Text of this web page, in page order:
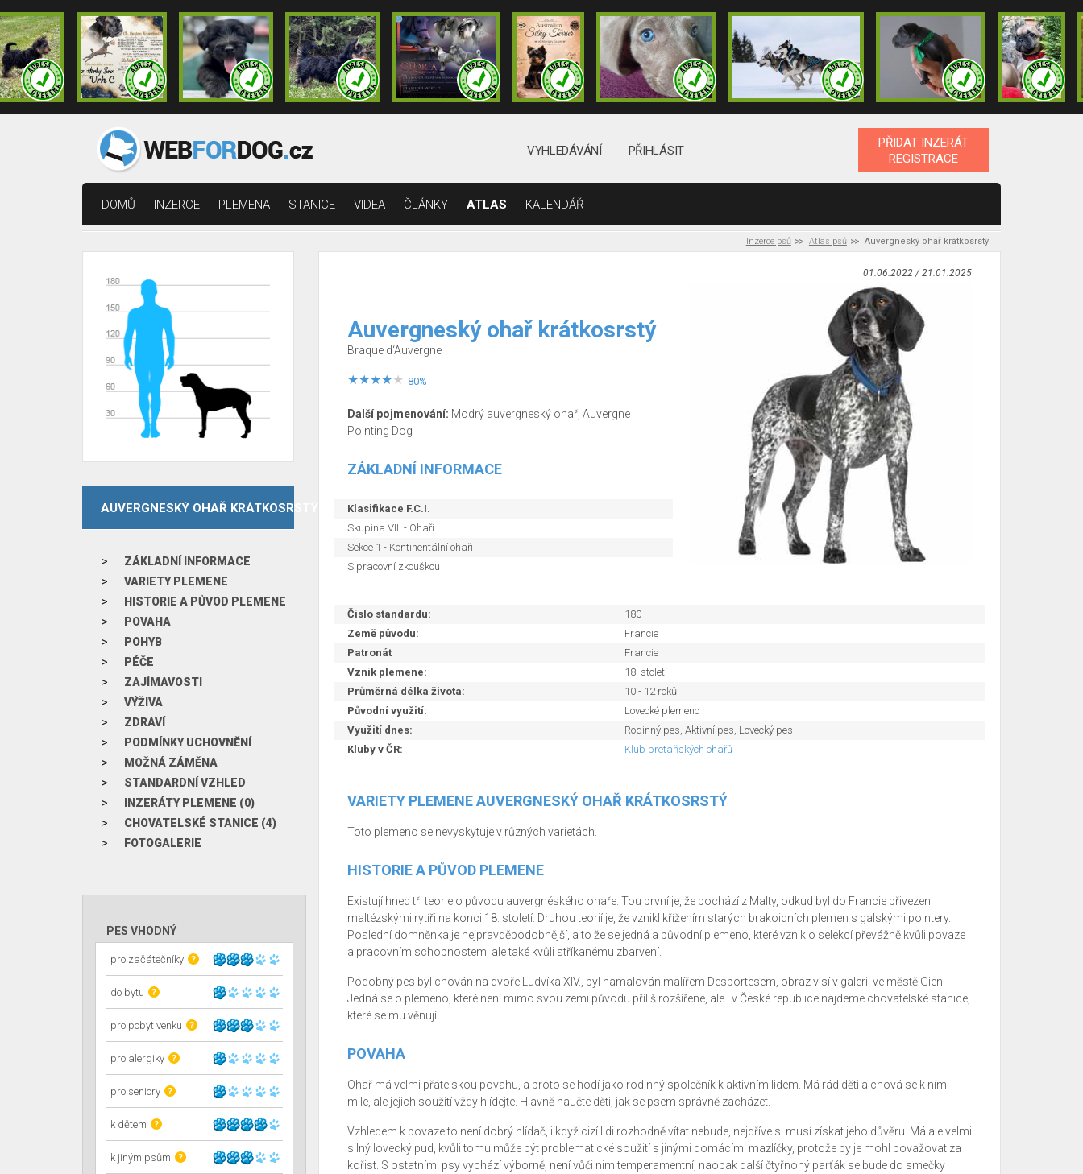
VYHLEDÁVÁNÍ PŘIHLÁSIT
PŘIDAT INZERÁT
REGISTRACE
DOMŮ INZERCE PLEMENA STANICE VIDEA ČLÁNKY ATLAS KALENDÁŘ
Inzerce psů Atlas psů Auvergneský ohař krátkosrstý
AUVERGNESKÝ OHAŘ KRÁTKOSRSTÝ
ZÁKLADNÍ INFORMACE
VARIETY PLEMENE
HISTORIE A PŮVOD PLEMENE
POVAHA
POHYB
PÉČE
ZAJÍMAVOSTI
VÝŽIVA
ZDRAVÍ
PODMÍNKY UCHOVNĚNÍ
MOŽNÁ ZÁMĚNA
STANDARDNÍ VZHLED
INZERÁTY PLEMENE (0)
CHOVATELSKÉ STANICE (4)
FOTOGALERIE
PES VHODNÝ
pro začátečníky ?
do bytu ?
pro pobyt venku ?
pro alergiky ?
pro seniory ?
k dětem ?
k jiným psům ?
01.06.2022 / 21.01.2025
Auvergneský ohař krátkosrstý
Braque d‘Auvergne
80%
Další pojmenování: Modrý auvergneský ohař, Auvergne
Pointing Dog
ZÁKLADNÍ INFORMACE
Klasifikace F.C.I.
Skupina VII. - Ohaři
Sekce 1 - Kontinentální ohaři
S pracovní zkouškou
Číslo standardu:
180
Země původu:
Francie
Patronát
Francie
Vznik plemene:
18. století
Průměrná délka života:
10 - 12 roků
Původní využití:
Lovecké plemeno
Využití dnes:
Rodinný pes, Aktivní pes, Lovecký pes
Kluby v ČR:
Klub bretaňských ohařů
VARIETY PLEMENE AUVERGNESKÝ OHAŘ KRÁTKOSRSTÝ
Toto plemeno se nevyskytuje v různých varietách.
HISTORIE A PŮVOD PLEMENE
Existují hned tři teorie o původu auvergnéského ohaře. Tou první je, že pochází z Malty, odkud byl do Francie přivezen
maltézskými rytíři na konci 18. století. Druhou teorií je, že vznikl křížením starých brakoidních plemen s galskými pointery.
Poslední domněnka je nejpravděpodobnější, a to že se jedná a původní plemeno, které vzniklo selekcí převážně kvůli povaze
a pracovním schopnostem, ale také kvůli stříkanému zbarvení.
Podobný pes byl chován na dvoře Ludvíka XIV., byl namalován malířem Desportesem, obraz visí v galerii ve městě Gien.
Jedná se o plemeno, které není mimo svou zemi původu příliš rozšířené, ale i v České republice najdeme chovatelské stanice,
které se mu věnují.
POVAHA
Ohař má velmi přátelskou povahu, a proto se hodí jako rodinný společník k aktivním lidem. Má rád děti a chová se k ním
mile, ale jejich soužití vždy hlídejte. Hlavně naučte děti, jak se psem správně zacházet.
Vzhledem k povaze to není dobrý hlídač, i když cizí lidi rozhodně vítat nebude, nejdříve si musí získat jeho důvěru. Má ale velmi
silný lovecký pud, kvůli tomu může být problematické soužití s jinými domácími mazlíčky, protože by je mohl považovat za
kořist. S ostatními psy vychází výborně, není vůči nim temperamentní, naopak další čtyřnohý parťák se bude do smečky